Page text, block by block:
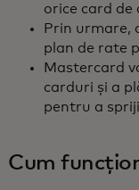
orice card
Prin urmare,
plan de rate
Mastercard
carduri și a
pentru
Cum